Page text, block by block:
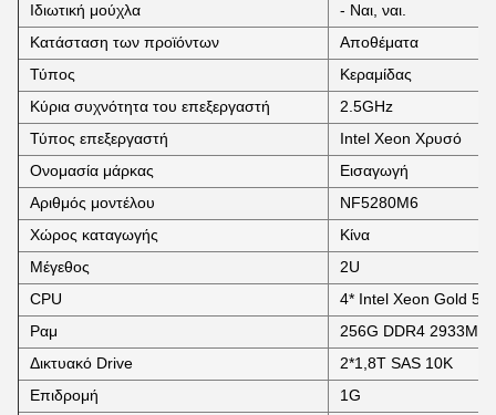
Ιδιωτική μούχλα
- Ναι, ναι.
Κατάσταση των προϊόντων
Αποθέματα
Τύπος
Κεραμίδας
Κύρια συχνότητα του επεξεργαστή
2.5GHz
Τύπος επεξεργαστή
Intel Xeon Χρυσό
Ονομασία μάρκας
Εισαγωγή
Αριθμός μοντέλου
NF5280M6
Χώρος καταγωγής
Κίνα
Μέγεθος
2U
CPU
4* Intel Xeon Gold
Ραμ
256G DDR4
Δικτυακό Drive
2*1,8T SAS 10K
Επιδρομή
1G